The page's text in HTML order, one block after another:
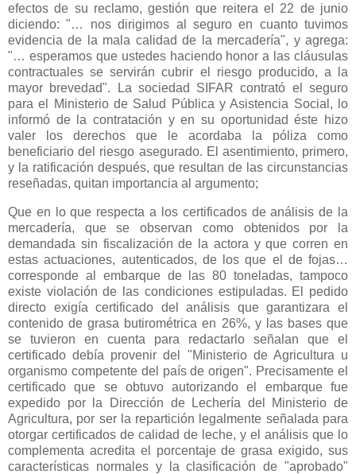
efectos de su reclamo, gestión que reitera el 22 de junio
diciendo: "… nos dirigimos al seguro en cuanto tuvimos
evidencia de la mala calidad de la mercadería", y agrega:
"… esperamos que ustedes haciendo honor a las cláusulas
contractuales se servirán cubrir el riesgo producido, a la
mayor brevedad". La sociedad SIFAR contrató el seguro
para el Ministerio de Salud Pública y Asistencia Social, lo
informó de la contratación y en su oportunidad éste hizo
valer los derechos que le acordaba la póliza como
beneficiario del riesgo asegurado. El asentimiento, primero,
y la ratificación después, que resultan de las circunstancias
reseñadas, quitan importancia al argumento;
Que en lo que respecta a los certificados de análisis de la
mercadería, que se observan como obtenidos por la
demandada sin fiscalización de la actora y que corren en
estas actuaciones, autenticados, de los que el de fojas…
corresponde al embarque de las 80 toneladas, tampoco
existe violación de las condiciones estipuladas. El pedido
directo exigía certificado del análisis que garantizara el
contenido de grasa butirométrica en 26%, y las bases que
se tuvieron en cuenta para redactarlo señalan que el
certificado debía provenir del "Ministerio de Agricultura u
organismo competente del país de origen". Precisamente el
certificado que se obtuvo autorizando el embarque fue
expedido por
la Dirección de Lechería del Ministerio de
Agricultura, por ser la repartición legalmente señalada para
otorgar certificados de calidad de leche, y el análisis que lo
complementa acredita el porcentaje de grasa exigido, sus
características normales y la clasificación de "aprobado"